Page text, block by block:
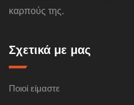
καρπούς της.
Σχετικά με μας
Ποιοί είμαστε